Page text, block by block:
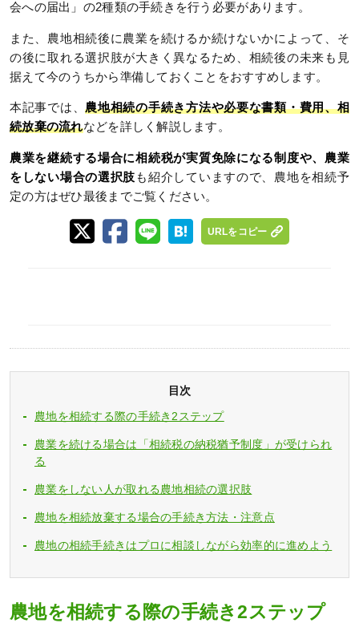
会への届出」の2種類の手続きを行う必要があります。
また、農地相続後に農業を続けるか続けないかによって、そ
の後に取れる選択肢が大きく異なるため、相続後の未来も見
据えて今のうちから準備しておくことをおすすめします。
本記事では、農地相続の手続き方法や必要な書類・費用、相
続放棄の流れなどを詳しく解説します。
農業を継続する場合に相続税が実質免除になる制度や、農業
をしない場合の選択肢も紹介していますので、農地を相続予
定の方はぜひ最後までご覧ください。
URLをコピー
目次
農地を相続する際の手続き2ステップ
農業を続ける場合は「相続税の納税猶予制度」が受けられ
る
農業をしない人が取れる農地相続の選択肢
農地を相続放棄する場合の手続き方法・注意点
農地の相続手続きはプロに相談しながら効率的に進めよう
農地を相続する際の手続き2ステップ